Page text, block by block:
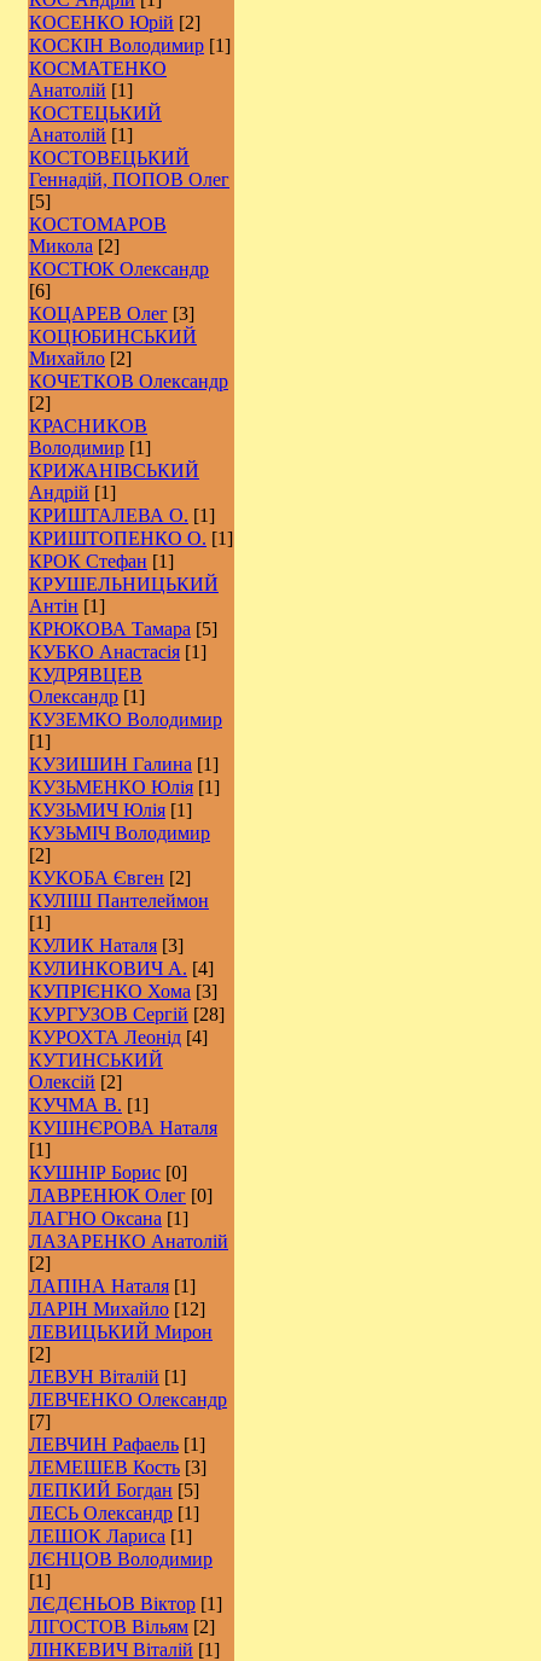
КОСЕНКО Юрій [2]
КОСКІН Володимир [1]
КОСМАТЕНКО
Анатолій [1]
КОСТЕЦЬКИЙ
Анатолій [1]
КОСТОВЕЦЬКИЙ
Геннадій, ПОПОВ Олег
[5]
КОСТОМАРОВ
Микола [2]
КОСТЮК Олександр
[6]
КОЦАРЕВ Олег [3]
КОЦЮБИНСЬКИЙ
Михайло [2]
КОЧЕТКОВ Олександр
[2]
КРАСНИКОВ
Володимир [1]
КРИЖАНІВСЬКИЙ
Андрій [1]
КРИШТАЛЕВА О. [1]
КРИШТОПЕНКО О. [1]
КРОК Стефан [1]
КРУШЕЛЬНИЦЬКИЙ
Антін [1]
КРЮКОВА Тамара [5]
КУБКО Анастасія [1]
КУДРЯВЦЕВ
Олександр [1]
КУЗЕМКО Володимир
[1]
КУЗИШИН Галина [1]
КУЗЬМЕНКО Юлія [1]
КУЗЬМИЧ Юлія [1]
КУЗЬМІЧ Володимир
[2]
КУКОБА Євген [2]
КУЛІШ Пантелеймон
[1]
КУЛИК Наталя [3]
КУЛИНКОВИЧ А. [4]
КУПРІЄНКО Хома [3]
КУРГУЗОВ Сергій [28]
КУРОХТА Леонід [4]
КУТИНСЬКИЙ
Олексій [2]
КУЧМА В. [1]
КУШНЄРОВА Наталя
[1]
КУШНІР Борис [0]
ЛАВРЕНЮК Олег [0]
ЛАГНО Оксана [1]
ЛАЗАРЕНКО Анатолій
[2]
ЛАПІНА Наталя [1]
ЛАРІН Михайло [12]
ЛЕВИЦЬКИЙ Мирон
[2]
ЛЕВУН Віталій [1]
ЛЕВЧЕНКО Олександр
[7]
ЛЕВЧИН Рафаель [1]
ЛЕМЕШЕВ Кость [3]
ЛЕПКИЙ Богдан [5]
ЛЕСЬ Олександр [1]
ЛЕШОК Лариса [1]
ЛЄНЦОВ Володимир
[1]
ЛЄДЄНЬОВ Віктор [1]
ЛІГОСТОВ Вільям [2]
ЛІНКЕВИЧ Віталій [1]